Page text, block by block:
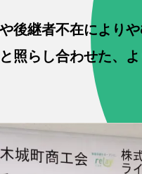
後継者不在により
照らし合わせた、